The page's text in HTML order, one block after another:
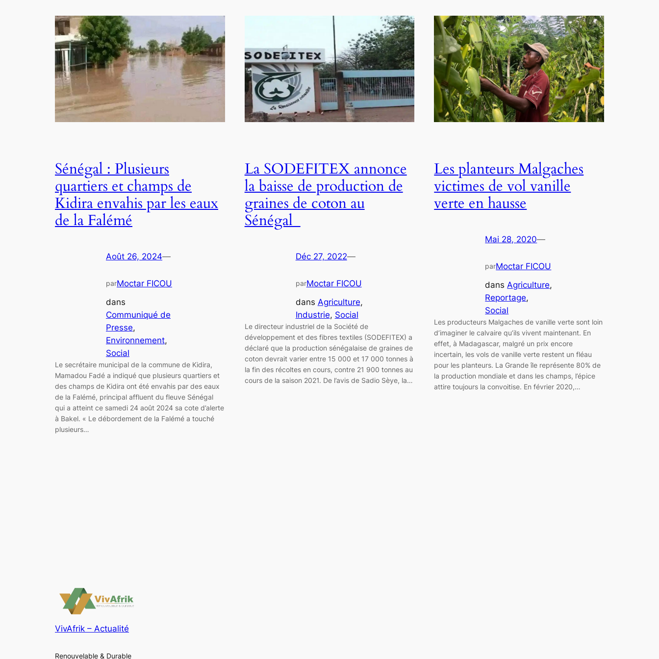
Sénégal : Plusieurs
quartiers et champs de
Kidira envahis par les eaux
de la Falémé
Août 26, 2024—
parMoctar FICOU
dans
Communiqué de
Presse
Environnement
Social
Le secrétaire municipal de la commune de Kidira,
Mamadou Fadé a indiqué que plusieurs quartiers et
des champs de Kidira ont été envahis par des eaux
de la Falémé, principal affluent du fleuve Sénégal
qui a atteint ce samedi 24 août 2024 sa cote d’alerte
à Bakel. « Le débordement de la Falémé a touché
plusieurs…
La SODEFITEX annonce
la baisse de production de
graines de coton au
Sénégal
Déc 27, 2022—
parMoctar FICOU
dans Agriculture
Industrie, Social
Le directeur industriel de la Société de
développement et des fibres textiles (SODEFITEX) a
déclaré que la production sénégalaise de graines de
coton devrait varier entre 15 000 et 17 000 tonnes à
la fin des récoltes en cours, contre 21 900 tonnes au
cours de la saison 2021. De l’avis de Sadio Sèye, la…
Les planteurs Malgaches
victimes de vol vanille
verte en hausse
Mai 28, 2020—
parMoctar FICOU
dansAgriculture
Reportage
Social
Les producteurs Malgaches de vanille verte sont loin
d’imaginer le calvaire qu’ils vivent maintenant. En
effet, à Madagascar, malgré un prix encore
incertain, les vols de vanille verte restent un fléau
pour les planteurs. La Grande île représente 80% de
la production mondiale et dans les champs, l’épice
attire toujours la convoitise. En février 2020,…
VivAfrik – Actualité
Renouvelable & Durable